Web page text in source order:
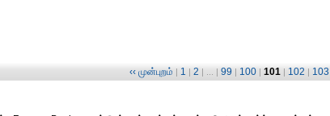
‹‹ முன்புறம் | 1 | 2 | ... | 99 | 100 | 101 | 102 | 103